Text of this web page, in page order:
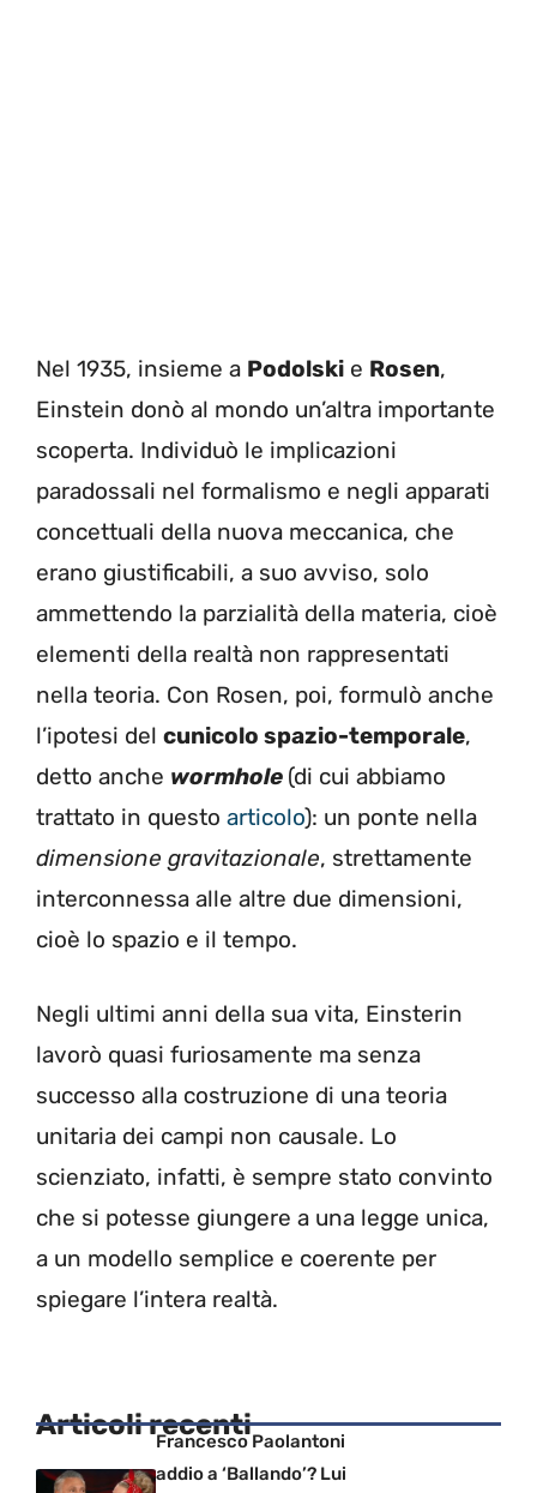
Nel 1935, insieme a Podolski e Rosen,
Einstein donò al mondo un’altra importante
scoperta. Individuò le implicazioni
paradossali nel formalismo e negli apparati
concettuali della nuova meccanica, che
erano giustificabili, a suo avviso, solo
ammettendo la parzialità della materia, cioè
elementi della realtà non rappresentati
nella teoria. Con Rosen, poi, formulò anche
l’ipotesi del cunicolo spazio-temporale,
detto anche wormhole (di cui abbiamo
trattato in questo articolo): un ponte nella
dimensione gravitazionale, strettamente
interconnessa alle altre due dimensioni,
cioè lo spazio e il tempo.
Negli ultimi anni della sua vita, Einsterin
lavorò quasi furiosamente ma senza
successo alla costruzione di una teoria
unitaria dei campi non causale. Lo
scienziato, infatti, è sempre stato convinto
che si potesse giungere a una legge unica,
a un modello semplice e coerente per
spiegare l’intera realtà.
Articoli recentiFrancesco Paolantoni
addio a ‘Ballando’? Lui